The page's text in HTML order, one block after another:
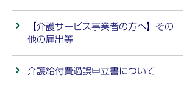
【介護サービス事業者の方へ】その
他の届出等
介護給付費過誤申立書について